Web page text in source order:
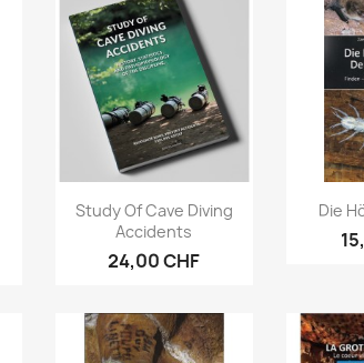
Aperçu rapide
Study Of Cave Diving
Accidents
24,00 CHF

Die